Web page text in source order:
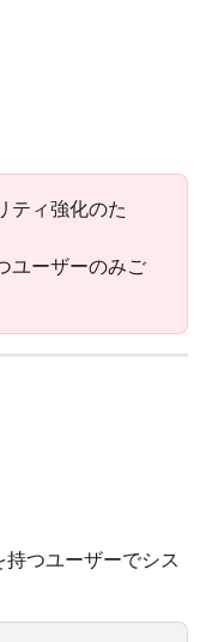
ティ強化のた
ユーザーのみご
つユーザーでシス